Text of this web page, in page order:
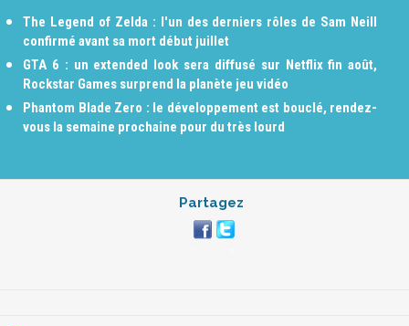
The Legend of Zelda : l'un des derniers rôles de Sam Neill
confirmé avant sa mort début juillet
GTA 6 : un extended look sera diffusé sur Netflix fin août,
Rockstar Games surprend la planète jeu vidéo
Phantom Blade Zero : le développement est bouclé, rendez-
vous la semaine prochaine pour du très lourd
Partagez